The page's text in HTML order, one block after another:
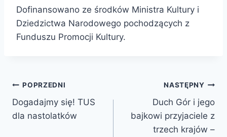
Dofinansowano ze środków Ministra Kultury i
Dziedzictwa Narodowego pochodzących z
Funduszu Promocji Kultury.
Nawigacja
wpisu
POPRZEDNI
Dogadajmy się! TUS
dla nastolatków
NASTĘPNY
Duch Gór i jego
bajkowi przyjaciele z
trzech krajów –